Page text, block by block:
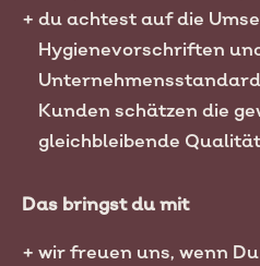
du achtest auf die
Hygienevorschriften
Kunden schätzen die
gleichbleibende Qualität
Das bringst du mit
wir freuen uns, wenn